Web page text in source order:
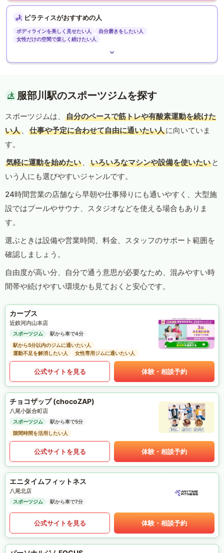
ピラティスがおすすめの人
ボディラインを美しく見せたい人
自分磨きをしたい人
女性だけの空間で楽しく続けたい人
服部川駅のスポーツジムを探す
スポーツジムは、
自分のペースで筋トレや有酸素運動を続けた
い人 、 仕事や予定に合わせて自由に通いたい人に向いていま
す。
気軽に運動を始めたい 、 いろいろなマシンや設備を使いたい と
いう人にも選びやすいジャンルです。
24時間営業の店舗なら早朝や仕事帰りにも通いやすく、大型施
設ではプールやサウナ、スタジオなどを使える場合もありま
す。
選ぶときは設備や営業時間、料金、スタッフのサポート範囲を
確認しましょう。
自由度が高い分、自分で通う意思が必要なため、混みやすい時
間帯や続けやすい環境かも見ておくと安心です。
カーブス
近鉄河内山本店
スポーツジム
駅から車で4分
駅から5分以内のジムに通いたい人
運動不足を解消したい人
女性専用ジムに通いたい人
公式サイトを見る 体験・相談予約
チョコザップ (chocoZAP)
八尾小阪合町店
スポーツジム
駅から車で5分
隙間時間を活用したい人
公式サイトを見る 体験・相談予約
エニタイムフィットネス
八尾北店
スポーツジム 駅から車で7分
公式サイトを見る 体験・相談予約